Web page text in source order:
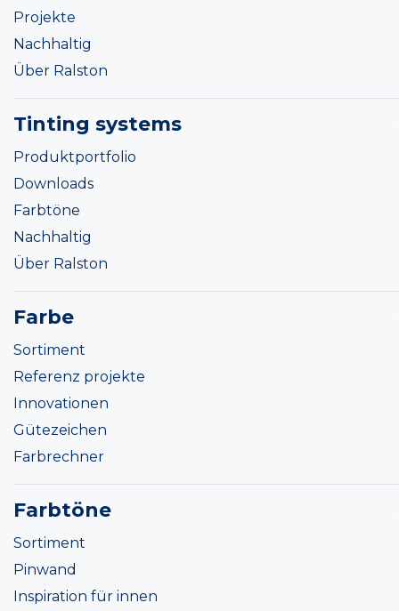
Projekte
Nachhaltig
Über Ralston
Tinting systems
Produktportfolio
Downloads
Farbtöne
Nachhaltig
Über Ralston
Farbe
Sortiment
Referenz projekte
Innovationen
Gütezeichen
Farbrechner
Farbtöne
Sortiment
Pinwand
Inspiration für innen